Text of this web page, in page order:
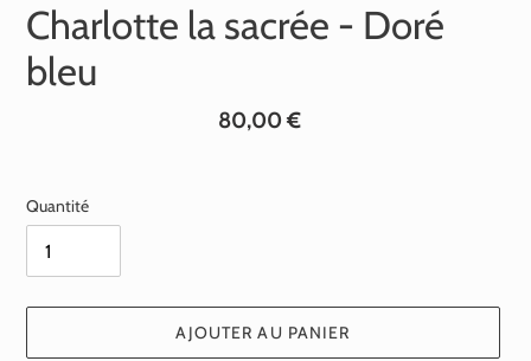
Charlotte la sacrée - Doré
bleu
Prix
80,00 €
Quantité
AJOUTER AU PANIER